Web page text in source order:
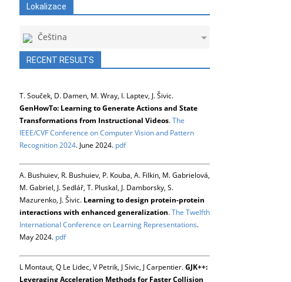
Lokalizace
Čeština
RECENT RESULTS
T. Souček, D. Damen, M. Wray, I. Laptev, J. Šivic.
GenHowTo: Learning to Generate Actions and State
Transformations from Instructional Videos.The
IEEE/CVF Conference on Computer Vision and Pattern
Recognition 2024. June 2024. pdf
A. Bushuiev, R. Bushuiev, P. Kouba, A. Filkin, M. Gabrielová,
M. Gabriel, J. Sedlář, T. Pluskal, J. Damborsky, S.
Mazurenko, J. Šivic. Learning to design protein-protein
interactions with enhanced generalization.The Twelfth
International Conference on Learning Representations.
May 2024. pdf
L Montaut, Q Le Lidec, V Petrik, J Sivic, J Carpentier.GJK++:
Leveraging Acceleration Methods for Faster Collision